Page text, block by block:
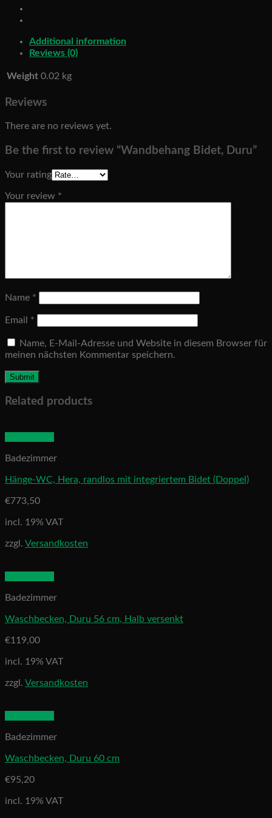
Additional information
Reviews (0)
Weight 0.02 kg
Reviews
There are no reviews yet.
Be the first to review “Wandbehang Bidet, Duru”
Your rating
Your review *
Name *
Email *
Name, E-Mail-Adresse und Website in diesem Browser für
meinen nächsten Kommentar speichern.
Related products
Badezimmer
Hänge-WC, Hera, randlos mit integriertem Bidet (Doppel)
€773,50
incl. 19% VAT
zzgl. Versandkosten
Badezimmer
Waschbecken, Duru 56 cm, Halb versenkt
€119,00
incl. 19% VAT
zzgl. Versandkosten
Badezimmer
Waschbecken, Duru 60 cm
€95,20
incl. 19% VAT